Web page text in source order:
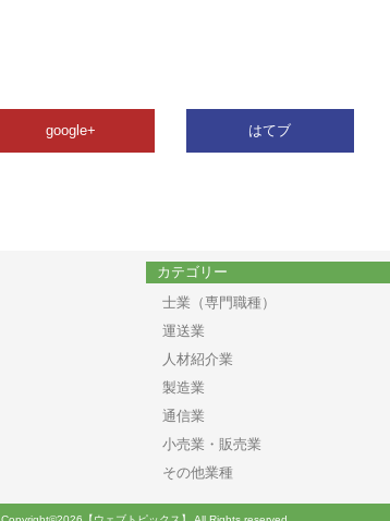
google+ はてブ
カテゴリー
士業（専門職種）
運送業
人材紹介業
製造業
通信業
小売業・販売業
その他業種